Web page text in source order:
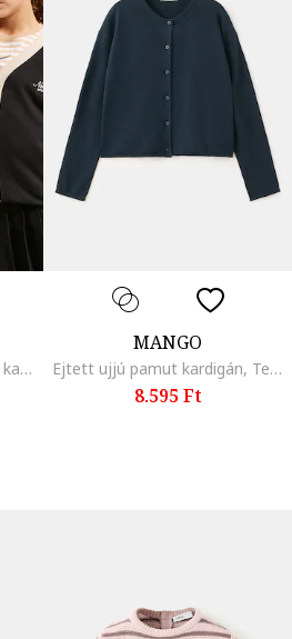
Sportswear Club bő fazonú kardigán, Fekete, Bézs,
MANGO
Ejtett ujjú pamut kardigán, Tengerészkék,
8.595 Ft